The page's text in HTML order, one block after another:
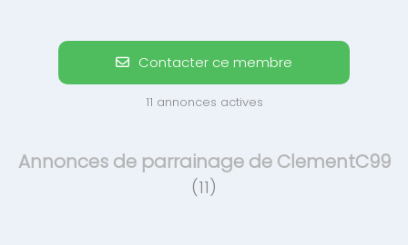
Contacter ce membre
11 annonces actives
Annonces de parrainage de ClementC99
(11)